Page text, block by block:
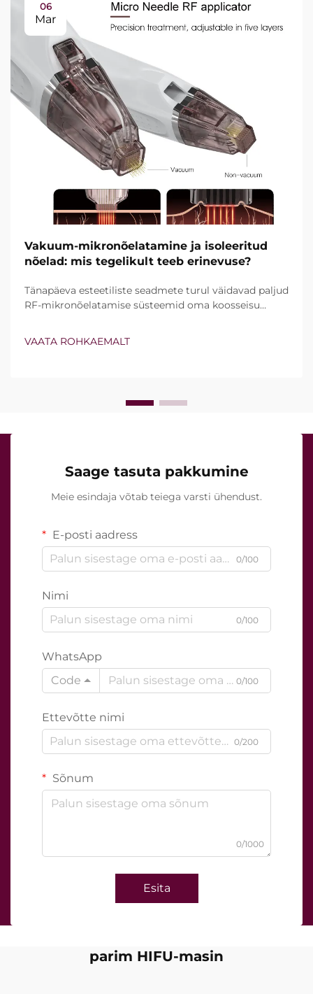
06
Mar
Vakuum-mikronõelatamine ja isoleeritud
nõelad: mis tegelikult teeb erinevuse?
Tänapäeva esteetiliste seadmete turul väidavad paljud
RF-mikronõelatamise süsteemid oma koosseisu
funktsioonid olemas on, vaid kuidas nad kliinilise ravi
VAATA ROHKAEMALT
Saage tasuta pakkumine
Meie esindaja võtab teiega varsti ühendust.
E-posti aadress
0/100
Nimi
0/100
WhatsApp
Code
0/100
Ettevõtte nimi
0/200
Sõnum
0/1000
Esita
parim HIFU-masin